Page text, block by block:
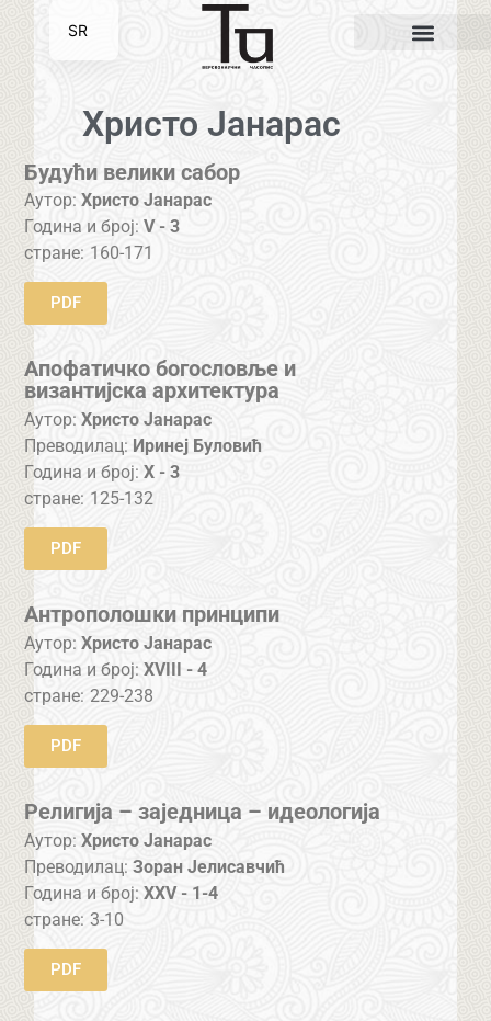
Христо Јанарас
Будући велики сабор
Аутор: Христо Јанарас
Година и број:V - 3
стране: 160-171
PDF
Апофатичко богословље и
византијска архитектура
Аутор: Христо Јанарас
Преводилац: Иринеј Буловић
Година и број:X - 3
стране: 125-132
PDF
Антрополошки принципи
Аутор: Христо Јанарас
Година и број:XVIII - 4
стране: 229-238
PDF
Религија – заједница – идеологија
Аутор: Христо Јанарас
Преводилац: Зоран Јелисавчић
Година и број:XXV - 1-4
стране: 3-10
PDF
SR
EN